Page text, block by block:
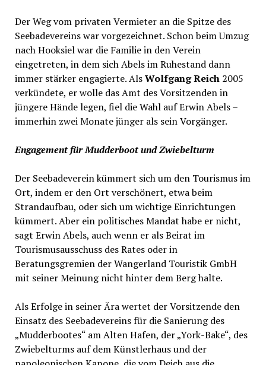
Der Weg vom privaten Vermieter an die Spitze des
Seebadevereins war vorgezeichnet. Schon beim Umzug
nach Hooksiel war die Familie in den Verein
eingetreten, in dem sich Abels im Ruhestand dann
immer stärker engagierte. AlsWolfgang Reich 2005
verkündete, er wolle das Amt des Vorsitzenden in
jüngere Hände legen, fiel die Wahl auf Erwin Abels –
immerhin zwei Monate jünger als sein Vorgänger.
Engagement für Mudderboot und Zwiebelturm
Der Seebadeverein kümmert sich um den Tourismus im
Ort, indem er den Ort verschönert, etwa beim
Strandaufbau, oder sich um wichtige Einrichtungen
kümmert. Aber ein politisches Mandat habe er nicht,
sagt Erwin Abels, auch wenn er als Beirat im
Tourismusausschuss des Rates oder in
Beratungsgremien der Wangerland Touristik GmbH
mit seiner Meinung nicht hinter dem Berg halte.
Als Erfolge in seiner Ära wertet der Vorsitzende den
Einsatz des Seebadevereins für die Sanierung des
„Mudderbootes“ am Alten Hafen, der „York-Bake“, des
Zwiebelturms auf dem Künstlerhaus und der